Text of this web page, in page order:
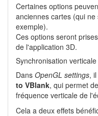
Certaines options
anciennes cartes (qui
exemple).
Ces options seront
de l'application 3D.
Synchronisation verticale
Dans OpenGL settings,
to VBlank, qui permet
fréquence verticale de
Cela a deux effets